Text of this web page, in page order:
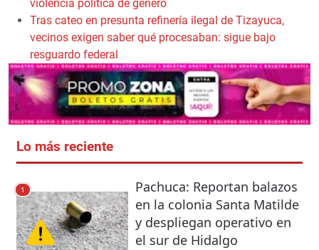
violencia política de género
Tras cateo en presunta refinería ilegal de Tizayuca,
vecinos exigen saber qué procesaban: sigue bajo
resguardo federal
Lo más reciente
1
Pachuca: Reportan balazos
en la colonia Santa Matilde
y despliegan operativo en
el sur de Hidalgo